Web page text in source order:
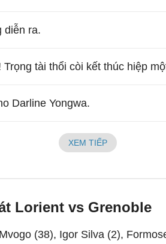
diễn ra.
Trọng tài thổi còi kết thúc hiệp
Darline Yongwa.
XEM TIẾP
Lorient vs Grenoble
(38), Igor Silva (2),